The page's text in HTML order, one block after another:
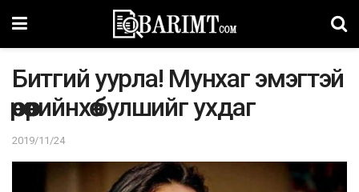
Битгий уурла! Мунхаг эмэгтэй
өөрөө өөрийнхөө булшийг ухдаг
2019/11/24